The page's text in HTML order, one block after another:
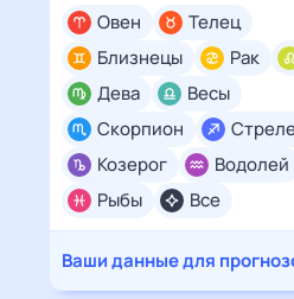
Все
Овен
Телец
Близнецы
Рак
Дева
Весы
Скорпион
Козерог
Водолей
Рыбы
Ваши данные для